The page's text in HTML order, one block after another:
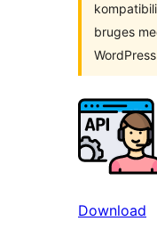
bruges
Download